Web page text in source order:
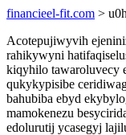
financieel-fit.com >
Acotepujiwyvih
rahikywyni
kiqyhilo tawaroluvecy
qukykypisibe
bahubiba ebyd
mamokenezu
edolurutij ycasegyj